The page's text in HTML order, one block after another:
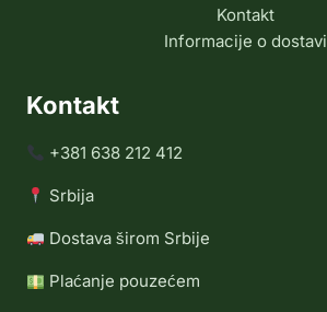
Kontakt
Informacije o dostavi
Kontakt
+381 638 212 412
Srbija
Dostava širom Srbije
Plaćanje pouzećem